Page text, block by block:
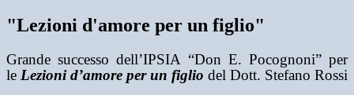
"Lezioni d'amore per un figlio"
Grande successo dell’IPSIA “Don E. Pocognoni” per
le Lezioni d’amore per un figlio del Dott. Stefano Rossi